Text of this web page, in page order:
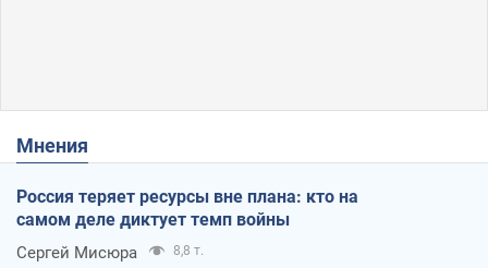
Мнения
Россия теряет ресурсы вне плана: кто на
самом деле диктует темп войны
Сергей Мисюра 8,8 т.